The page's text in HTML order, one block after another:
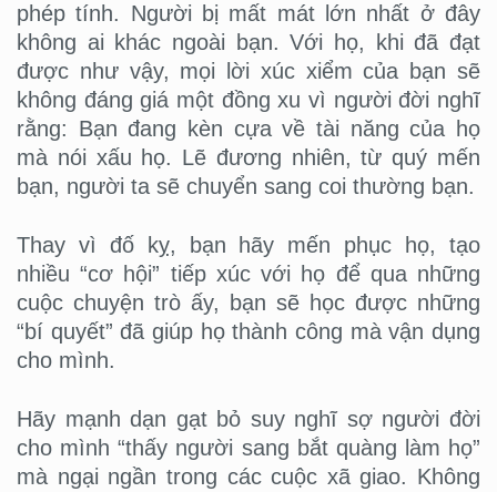
phép tính. Người bị mất mát lớn nhất ở đây
không ai khác ngoài bạn. Với họ, khi đã đạt
được như vậy, mọi lời xúc xiểm của bạn sẽ
không đáng giá một đồng xu vì người đời nghĩ
rằng: Bạn đang kèn cựa về tài năng của họ
mà nói xấu họ. Lẽ đương nhiên, từ quý mến
bạn, người ta sẽ chuyển sang coi thường bạn.
Thay vì đố kỵ, bạn hãy mến phục họ, tạo
nhiều “cơ hội” tiếp xúc với họ để qua những
cuộc chuyện trò ấy, bạn sẽ học được những
“bí quyết” đã giúp họ thành công mà vận dụng
cho mình.
Hãy mạnh dạn gạt bỏ suy nghĩ sợ người đời
cho mình “thấy người sang bắt quàng làm họ”
mà ngại ngần trong các cuộc xã giao. Không